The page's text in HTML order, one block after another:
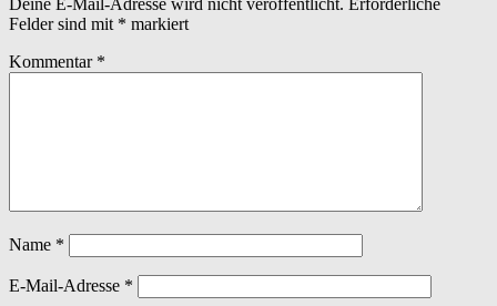
Felder sind mit * markiert
Kommentar *
Name *
E-Mail-Adresse *